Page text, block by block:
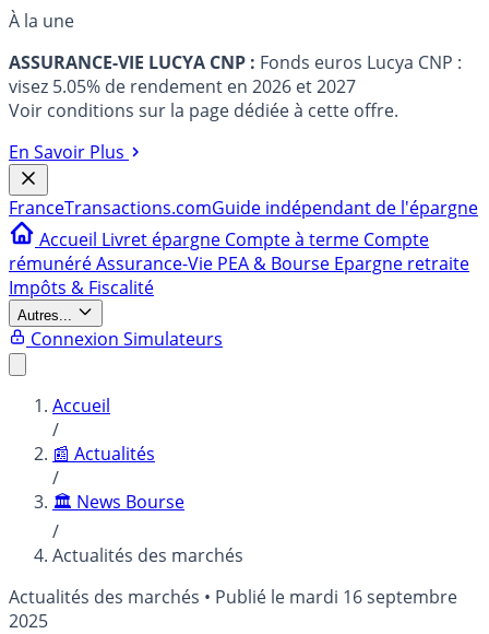
À la une
ASSURANCE-VIE LUCYA CNP : Fonds euros Lucya CNP :
visez 5.05% de rendement en 2026 et 2027
Voir conditions sur la page dédiée à cette offre.
En Savoir Plus
FranceTransactions.comGuide indépendant de l'épargne
Accueil Livret épargne Compte à terme Compte
rémunéréAssurance-Vie PEA & Bourse Epargne retraite
Impôts & Fiscalité
Autres...
Connexion Simulateurs
Accueil
/
📰 Actualités
/
🏛️ News Bourse
/
Actualités des marchés
Actualités des marchés • Publié le mardi 16 septembre
2025